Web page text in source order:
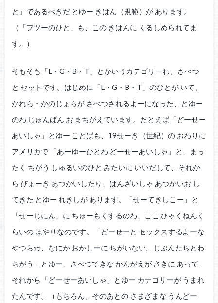
と」であるべきだ とゆー きはん（規範）が あります。
（「フツーのひと」も、この きはんに くるしめられてま
す。）
そもそも「L・G・B・T」とかいうカテゴリーわ、さべつ
と セットです。はじめに「L・G・B・T」のひとが いて、
かれら・かのじょらが さべつされるよーになった、とゆー
のわ じゅんばん お まちがえています。たとえば「どーせー
あいしゃ」とゆー ことばも、19せーき（世紀）の おわりに
アメリカで 「あーゆーひとわ どーせーあいしゃ」と、まっ
たく ちがう しゅるいのひと みたいに いいだして、それか
ら びょーき あつかいしたり、はんざいしゃ あつかいお し
てきた とゆー れきしが あります。「せーてきしこー」と
「せーじにん」に ちゅーもくするのわ、ここ ひゃくねんく
らいの はやりなのです。「どーせーと セックスするよーな
やつらわ、なにか おかしーに ちがいない。じぶんたちとわ
ちがう」とゆー、さべつてきな かんがえが さきに あって、
それから「どーせーあいしゃ」とゆー カテゴリーが うまれ
たんです。（もちろん、そのあとの さまざまな うんどー